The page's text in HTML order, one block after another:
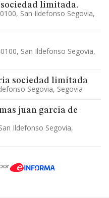
limitada.
San Ildefonso Segovia,
San Ildefonso Segovia,
sociedad limitada
Segovia, Segovia
juan garcia de
Ildefonso Segovia,